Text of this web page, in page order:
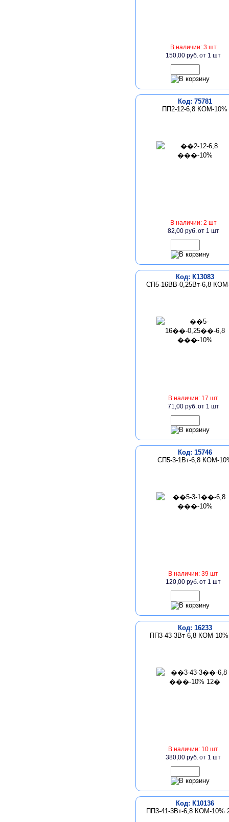
В наличии: 3 шт
150,00 руб.от 1 шт
Код: 75781
ПП2-12-6,8 КОМ-10%
В наличии: 2 шт
82,00 руб.от 1 шт
Код: К13083
СП5-16ВВ-0,25Вт-6,8
В наличии: 17 шт
71,00 руб.от 1 шт
Код: 15746
СП5-3-1Вт-6,8 КОМ-
В наличии: 39 шт
120,00 руб.от 1 шт
Код: 16233
ПП3-43-3Вт-6,8 КОМ-10%
В наличии: 10 шт
380,00 руб.от 1 шт
Код: К10136
ПП3-41-3Вт-6,8 КОМ-10%